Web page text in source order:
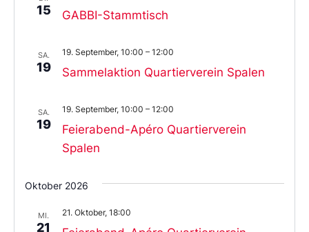
15 GABBI-Stammtisch
SA.
19 Sammelaktion Quartierverein Spalen
19. September, 10:00 – 12:00
SA.
19
Feierabend-Apéro Quartierverein
Spalen
19. September, 10:00 – 12:00
Oktober 2026
MI.
21
21. Oktober, 18:00